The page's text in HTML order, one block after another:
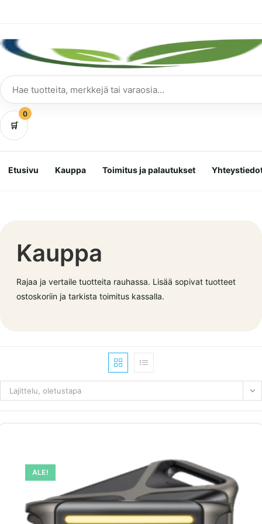
Hae
tuotteita
🛒
0
Etusivu Kauppa Toimitus ja palautukset
Kauppa
Rajaa ja vertaile tuotteita rauhassa. Lisää sopivat tuotteet
ostoskoriin ja tarkista toimitus kassalla.
Lajittelu, oletustapa
ALE!